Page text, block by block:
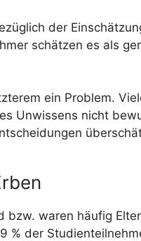
der
schätzen es als
ein Problem.
Unwissens nicht
bzw. waren häufig
% der